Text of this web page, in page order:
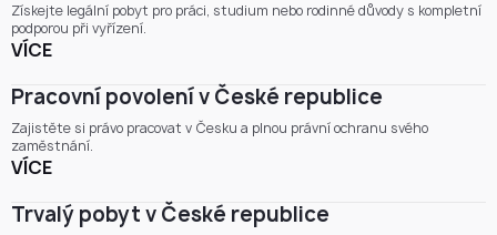
Získejte legální pobyt pro práci, studium nebo rodinné důvody s kompletní
podporou při vyřízení.
VÍCE
Pracovní povolení v České republice
Zajistěte si právo pracovat v Česku a plnou právní ochranu svého
zaměstnání.
VÍCE
Trvalý pobyt v České republice